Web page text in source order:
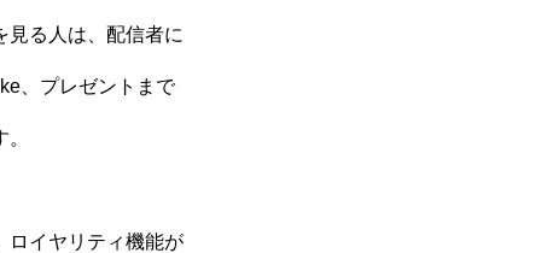
見る人は、配信者に
、プレゼントまで
ロイヤリティ機能が